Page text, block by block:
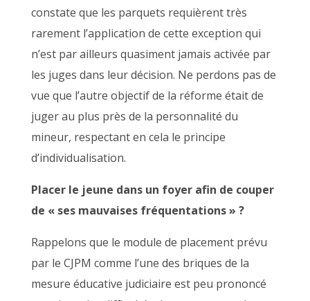
constate que les parquets requièrent très
rarement l’application de cette exception qui
n’est par ailleurs quasiment jamais activée par
les juges dans leur décision. Ne perdons pas de
vue que l’autre objectif de la réforme était de
juger au plus près de la personnalité du
mineur, respectant en cela le principe
d’individualisation.
Placer le jeune dans un foyer afin de couper
de « ses mauvaises fréquentations » ?
Rappelons que le module de placement prévu
par le CJPM comme l’une des briques de la
mesure éducative judiciaire est peu prononcé